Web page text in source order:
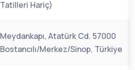
Tatilleri Hariç)
Meydankapı, Atatürk Cd. 57000
Bostancılı/Merkez/Sinop, Türkiye